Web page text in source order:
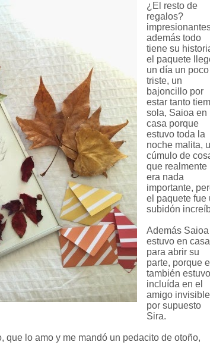
¿El resto de
regalos?
además todo
tiene su
el paquete
un día un poco
triste, un
bajoncillo por
estar tanto
sola, Saioa en
casa porque
estuvo toda la
noche malita,
cúmulo de
que realmente
era nada
importante,
el paquete fue
subidón
Además Saioa
estuvo en casa
para abrir su
parte, porque
también estuvo
incluída en el
amigo
por supuesto
Sira.
que lo amo y me mandó un pedacito de otoño,